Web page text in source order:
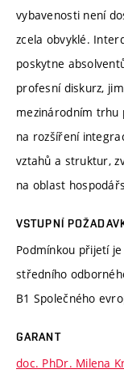
vybavenosti není
zcela obvyklé.
poskytne
profesní diskurz,
mezinárodním trhu
na rozšíření
vztahů a struktur,
na oblast
VSTUPNÍ
Podmínkou přijetí
středního
B1 Společného
GARANT
doc. PhDr. Milena